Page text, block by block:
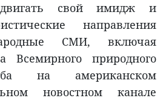
свой имидж и
направления
СМИ, включая
Всемирного природного
на американском
новостном канале